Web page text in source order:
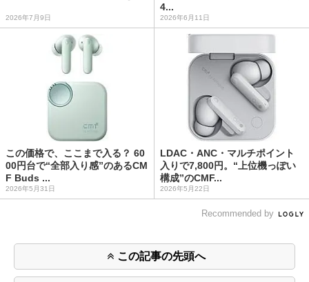
2026年7月9日
4...
2026年6月11日
この価格で、ここまで入る？ 60
00円台で“全部入り感”のあるCM
F Buds ...
2026年5月31日
LDAC・ANC・マルチポイント
入りで7,800円。“上位機っぽい
構成”のCMF...
2026年5月22日
Recommended by
この記事の先頭へ